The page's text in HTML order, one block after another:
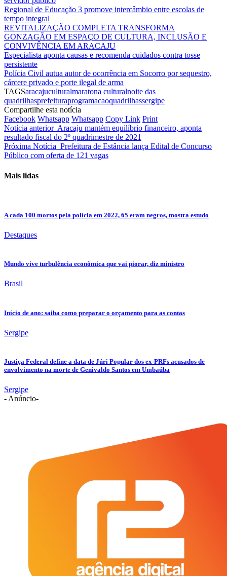
Regional de Educação 3 promove intercâmbio entre escolas de
tempo integral
REVITALIZAÇÃO COMPLETA TRANSFORMA
GONZAGÃO EM ESPAÇO DE CULTURA, INCLUSÃO E
CONVIVÊNCIA EM ARACAJU
Especialista aponta causas e recomenda cuidados contra tosse
persistente
Polícia Civil autua autor de ocorrência em Socorro por sequestro,
cárcere privado e porte ilegal de arma
TAGSaracajuculturalmaratona culturalnoite das
quadrilhasprefeituraprogramacaoquadrilhassergipe
Compartilhe esta notícia
Facebook Whatsapp Whatsapp Copy Link Print
Notícia anterior Aracaju mantém equilíbrio financeiro, aponta
resultado fiscal do 2º quadrimestre de 2021
Próxima Notícia Prefeitura de Estância lança Edital de Concurso
Público com oferta de 121 vagas
Mais lidas
A cada 100 mortos pela polícia em 2022, 65 eram negros, mostra estudo
Destaques
Mundo vive turbulência econômica que vai piorar, diz ministro
Brasil
Início de ano: saiba como preparar o orçamento para as contas
Sergipe
Justiça Federal define a data de Júri Popular dos ex-PRFs acusados de
envolvimento na morte de Genivaldo Santos em Umbaúba
Sergipe
- Anúncio-